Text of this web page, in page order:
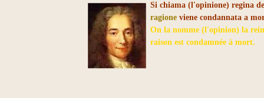
Si chiama (l'opinione) regina
ragione viene condannata a
On la nomme (l'opinion) la
raison est condamnée à mort.